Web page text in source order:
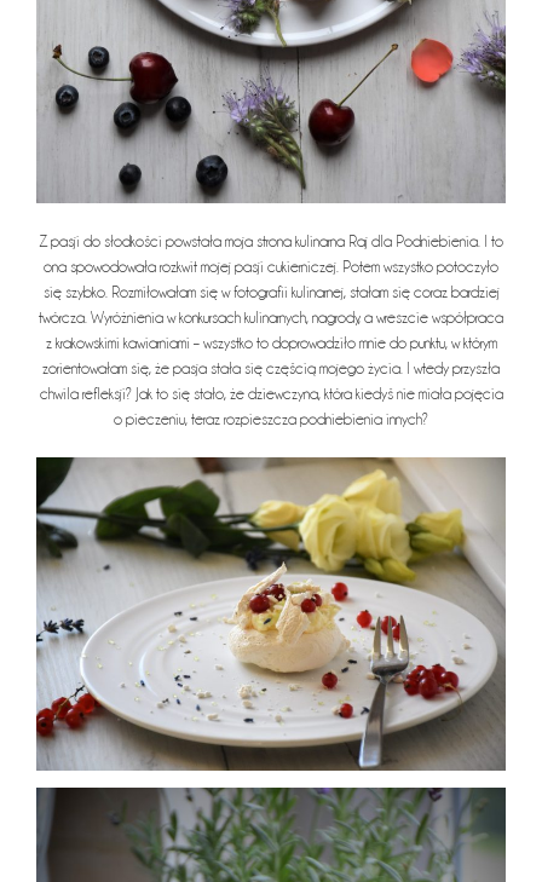
Z pasji do słodkości powstała moja strona kulinarna Raj dla Podniebienia. I to
ona spowodowała rozkwit mojej pasji cukierniczej. Potem wszystko potoczyło
się szybko. Rozmiłowałam się w fotografii kulinarnej, stałam się coraz bardziej
twórcza. Wyróżnienia w konkursach kulinarnych, nagrody, a wreszcie współpraca
z krakowskimi kawiarniami – wszystko to doprowadziło mnie do punktu, w którym
zorientowałam się, że pasja stała się częścią mojego życia. I wtedy przyszła
chwila refleksji? Jak to się stało, że dziewczyna, która kiedyś nie miała pojęcia
o pieczeniu, teraz rozpieszcza podniebienia innych?